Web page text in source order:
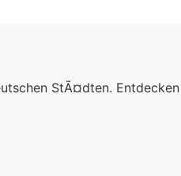
StÃ¤dten.